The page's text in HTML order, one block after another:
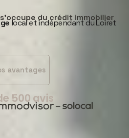
du crédit immobilier
local et indépendant du Loiret
avantages
500 avis